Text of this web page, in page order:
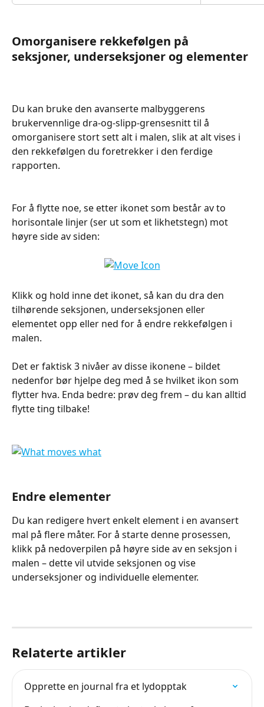
Omorganisere rekkefølgen på
seksjoner, underseksjoner og elementer
Du kan bruke den avanserte malbyggerens
brukervennlige dra-og-slipp-grensesnitt til å
omorganisere stort sett alt i malen, slik at alt vises i
den rekkefølgen du foretrekker i den ferdige
rapporten.
For å flytte noe, se etter ikonet som består av to
horisontale linjer (ser ut som et likhetstegn) mot
høyre side av siden:
Klikk og hold inne det ikonet, så kan du dra den
tilhørende seksjonen, underseksjonen eller
elementet opp eller ned for å endre rekkefølgen i
malen.
Det er faktisk 3 nivåer av disse ikonene – bildet
nedenfor bør hjelpe deg med å se hvilket ikon som
flytter hva. Enda bedre: prøv deg frem – du kan alltid
flytte ting tilbake!
Endre elementer
Du kan redigere hvert enkelt element i en avansert
mal på flere måter. For å starte denne prosessen,
klikk på nedoverpilen på høyre side av en seksjon i
malen – dette vil utvide seksjonen og vise
underseksjoner og individuelle elementer.
Relaterte artikler
Opprette en journal fra et lydopptak